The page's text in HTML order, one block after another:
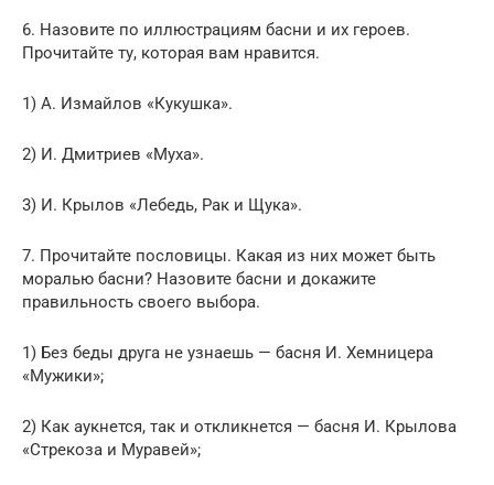
6. Назовите по иллюстрациям басни и их героев.
Прочитайте ту, которая вам нравится.
1) А. Измайлов «Кукушка».
2) И. Дмитриев «Муха».
3) И. Крылов «Лебедь, Рак и Щука».
7. Прочитайте пословицы. Какая из них может быть
моралью басни? Назовите басни и докажите
правильность своего выбора.
1) Без беды друга не узнаешь — басня И. Хемницера
«Мужики»;
2) Как аукнется, так и откликнется — басня И. Крылова
«Стрекоза и Муравей»;